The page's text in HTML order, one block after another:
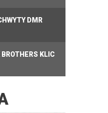
DMR
KLIC